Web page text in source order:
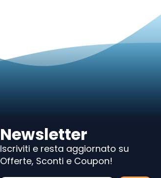
Newsletter
Iscriviti e resta aggiornato su
Offerte, Sconti e Coupon!